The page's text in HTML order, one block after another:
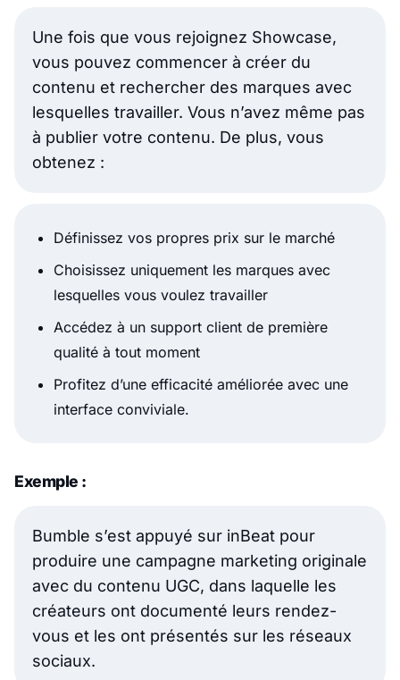
Une fois que vous rejoignez Showcase,
vous pouvez commencer à créer du
contenu et rechercher des marques avec
lesquelles travailler. Vous n’avez même pas
à publier votre contenu. De plus, vous
obtenez :
Définissez vos propres prix sur le marché
Choisissez uniquement les marques avec
lesquelles vous voulez travailler
Accédez à un support client de première
qualité à tout moment
Profitez d’une efficacité améliorée avec une
interface conviviale.
Exemple :
Bumble s’est appuyé sur inBeat pour
produire une campagne marketing originale
avec du contenu UGC, dans laquelle les
créateurs ont documenté leurs rendez-
vous et les ont présentés sur les réseaux
sociaux.